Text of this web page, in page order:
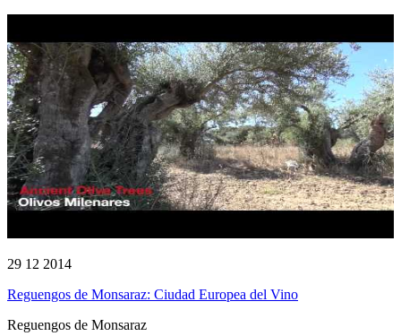
29 12 2014
Reguengos de Monsaraz: Ciudad Europea del Vino
Reguengos de Monsaraz